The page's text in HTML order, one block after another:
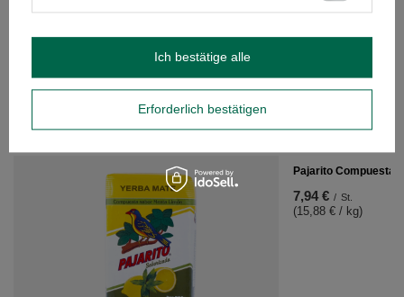
EMPFOHLENE PRODUKTE
Pajarito Compuesta
7,94 € / St.
(15,88 € / kg)
Erforderlich bestätigen
Ich bestätige alle